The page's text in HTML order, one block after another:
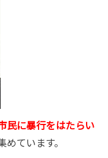
民に暴行をはたらい
ています。